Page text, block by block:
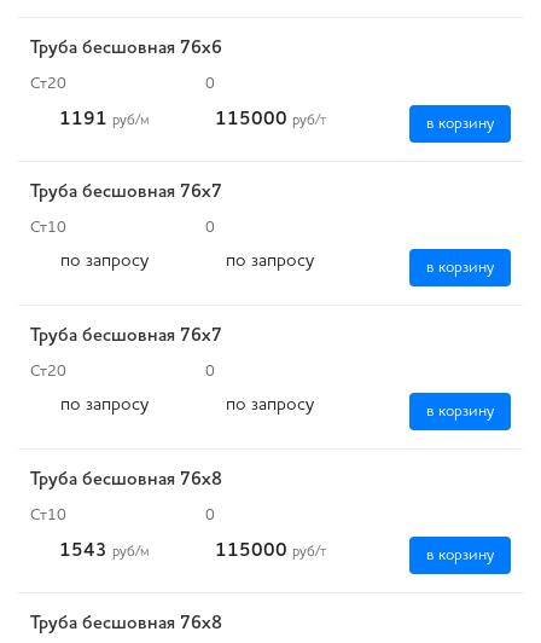
Труба бесшовная 76х6
Ст20 0
1191 руб/м 115000 руб/т в корзину
Труба бесшовная 76х7
Ст10 0
по запросу по запросу в корзину
Труба бесшовная 76х7
Ст20 0
по запросу по запросу в корзину
Труба бесшовная 76х8
Ст10 0
1543 руб/м 115000 руб/т в корзину
Труба бесшовная 76х8